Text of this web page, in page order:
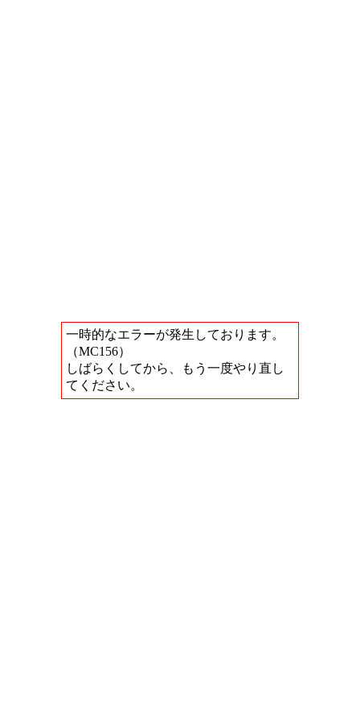
一時的なエラーが発生しております。
（MC156）
しばらくしてから、もう一度やり直し
てください。